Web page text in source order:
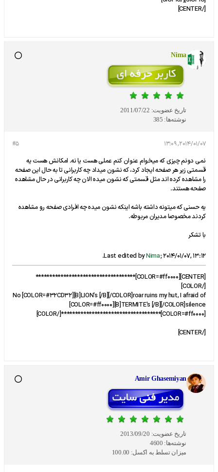
[/CENTER]
Nima
تاریخ عضویت: 2011/07/22
نوشته‌ها: 385
#5 2014/01/07, 13:09
نمی دونم چیزی که میخوام عنوان کنم عملی هست یا نه. امکانش هست یه
قسمتی زیر هر صفحه ایجاد کرد، که نشون میداد چه کاربرانی تا به حال این صفحه
را مشاهده کرده اند مثل قسمتی که نشون میده الان چه کاربرانی در حال مشاهده
صفحه هستند.
یه حسنی که میتونه داشته باشه اینکه نشون میده چه افرادی صفحه رو مشاهده
کردند مخصوصا مدیران مربوطه.
با تشکر
Last edited byNima;2014/01/07, 13:12
.
[CENTER][COLOR=#ff0000]************************************
[/COLOR]
No [COLOR=#32CD32][B]LION's [/B][/COLOR]roar ruins my hut, I afraid of
[COLOR=#ff0000][B]TERMITE's [/B][/COLOR]silence
[COLOR=#ff0000]************************************[/COLOR]
[/CENTER]
Amir Ghasemiyan
تاریخ عضویت: 2013/09/20
نوشته‌ها: 4600
میزان تسلط به اکسل: 100.00